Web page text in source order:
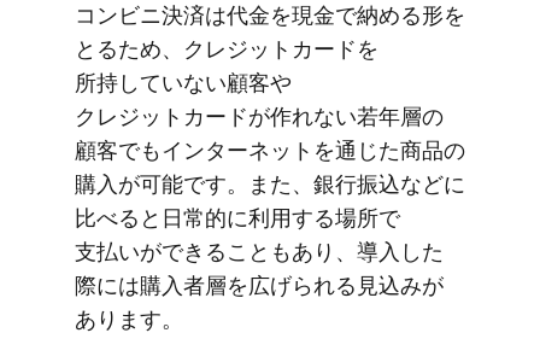
コンビニ決済は​代金を​現金で​納める​形を​
とる​ため、​クレジットカードを​
所持していない​顧客や​
クレジットカードが​作れない​若年層の​
顧客でも​インターネットを​通じた​商品の​
購入が​可能です。​また、​銀行振込などに​
比べると​日常的に​利用する​場所で​
支払いが​できることも​あり、​導入した​
際には​購入者層を​広げられる​見込みが​
あります。